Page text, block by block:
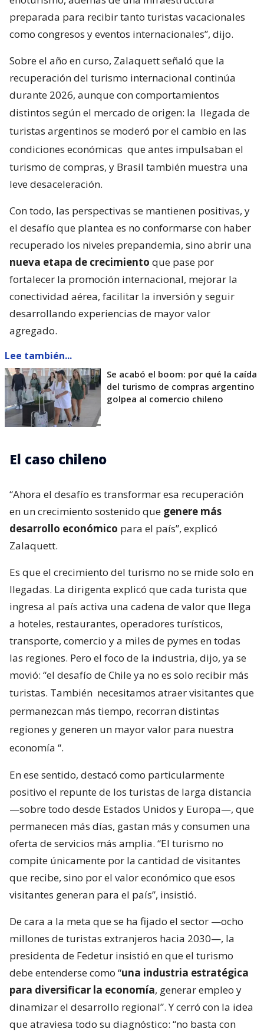
preparada para recibir tanto turistas vacacionales
como congresos y eventos internacionales”, dijo.
Sobre el año en curso, Zalaquett señaló que la
recuperación del turismo internacional continúa
durante 2026, aunque con comportamientos
distintos según el mercado de origen: la llegada de
turistas argentinos se moderó por el cambio en las
condiciones económicas que antes impulsaban el
turismo de compras, y Brasil también muestra una
leve desaceleración.
Con todo, las perspectivas se mantienen positivas, y
el desafío que plantea es no conformarse con haber
recuperado los niveles prepandemia, sino abrir una
nueva etapa de crecimiento que pase por
fortalecer la promoción internacional, mejorar la
conectividad aérea, facilitar la inversión y seguir
desarrollando experiencias de mayor valor
agregado.
Lee también...
Se acabó el boom: por qué la caída
del turismo de compras argentino
golpea al comercio chileno
El caso chileno
“Ahora el desafío es transformar esa recuperación
en un crecimiento sostenido que genere más
desarrollo económico para el país”, explicó
Zalaquett.
Es que el crecimiento del turismo no se mide solo en
llegadas. La dirigenta explicó que cada turista que
ingresa al país activa una cadena de valor que llega
a hoteles, restaurantes, operadores turísticos,
transporte, comercio y a miles de pymes en todas
las regiones. Pero el foco de la industria, dijo, ya se
movió: “el desafío de Chile ya no es solo recibir más
turistas. También necesitamos atraer visitantes que
permanezcan más tiempo, recorran distintas
regiones y generen un mayor valor para nuestra
economía “.
En ese sentido, destacó como particularmente
positivo el repunte de los turistas de larga distancia
—sobre todo desde Estados Unidos y Europa—, que
permanecen más días, gastan más y consumen una
oferta de servicios más amplia. “El turismo no
compite únicamente por la cantidad de visitantes
que recibe, sino por el valor económico que esos
visitantes generan para el país”, insistió.
De cara a la meta que se ha fijado el sector —ocho
millones de turistas extranjeros hacia 2030—, la
presidenta de Fedetur insistió en que el turismo
debe entenderse como “una industria estratégica
para diversificar la economía, generar empleo y
dinamizar el desarrollo regional”. Y cerró con la idea
que atraviesa todo su diagnóstico: “no basta con